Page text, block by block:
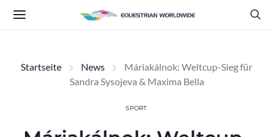
Startseite News
Máriakálnok: Weltcup-Sieg für
Sandra Sysojeva & Maxima Bella
SPORT